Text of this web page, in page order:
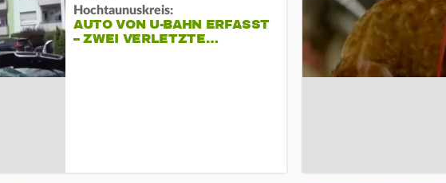
Hochtaunuskreis:
AUTO VON U-BAHN ERFASST
– ZWEI VERLETZTE…